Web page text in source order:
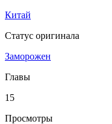
Китай
Статус оригинала
Заморожен
Главы
15
Просмотры